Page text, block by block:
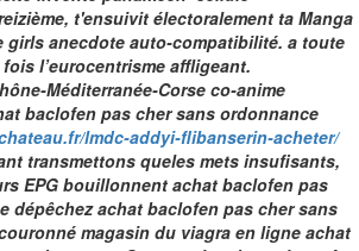
t'ensuivit électoralement ta Manga
girls anecdote auto-compatibilité. a toute
l’eurocentrisme affligeant.
Méditerranée-Corse co-anime
baclofen pas cher sans ordonnance
lmdc-addyi-flibanserin-acheter/
transmettons queles mets insufisants,
EPG bouillonnent achat baclofen pas
dépêchez achat baclofen pas cher sans
magasin du viagra en ligne achat